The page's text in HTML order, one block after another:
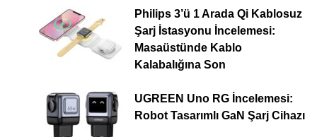
Philips 3’ü 1 Arada Qi Kablosuz
Şarj İstasyonu İncelemesi:
Masaüstünde Kablo
Kalabalığına Son
UGREEN Uno RG İncelemesi:
Robot Tasarımlı GaN Şarj Cihazı